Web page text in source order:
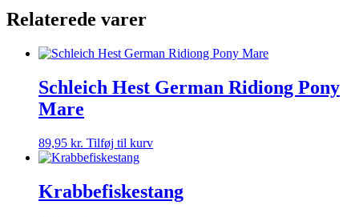
Relaterede varer
Schleich Hest German Ridiong Pony
Mare
89,95 kr. Tilføj til kurv
Krabbefiskestang